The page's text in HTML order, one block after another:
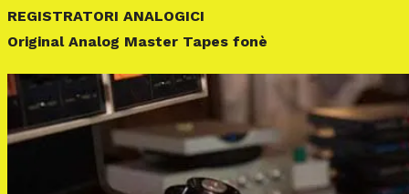
REGISTRATORI ANALOGICI
Original Analog Master Tapes fonè